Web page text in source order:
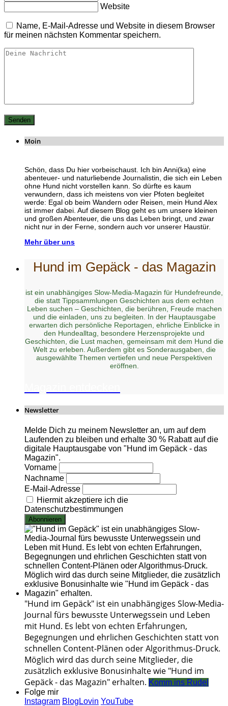
Website
Name, E-Mail-Adresse und Website in diesem Browser
für meinen nächsten Kommentar speichern.
Moin
Schön, dass Du hier vorbeischaust. Ich bin Anni(ka) eine
abenteuer- und naturliebende Journalistin, die sich ein Leben
ohne Hund nicht vorstellen kann. So dürfte es kaum
verwundern, dass ich meistens von vier Pfoten begleitet
werde: Egal ob beim Wandern oder Reisen, mein Hund Alex
ist immer dabei. Auf diesem Blog geht es um unsere kleinen
und großen Abenteuer, die uns das Leben bringt, und zwar
nicht nur in der Ferne, sondern auch vor unserer Haustür.
Mehr über uns
Hund im Gepäck - das Magazin
ist ein unabhängiges Slow-Media-Magazin für Hundefreunde,
die statt Tippsammlungen Geschichten aus dem echten
Leben suchen – Geschichten, die berühren, Freude machen
und die einladen, uns zu begleiten. In der Hauptausgabe
erwarten dich persönliche Reportagen, ehrliche Einblicke in
den Hundealltag, besondere Herzensprojekte und
Geschichten, die Lust machen, gemeinsam mit dem Hund die
Welt zu erleben. Außerdem gibt es Sonderausgaben, die
ausgewählte Themen vertiefen und neue Perspektiven
eröffnen.
Newsletter
Melde Dich zu meinem Newsletter an, um auf dem
Laufenden zu bleiben und erhalte 30 % Rabatt auf die
digitale Hauptausgabe von "Hund im Gepäck - das
Magazin".
Vorname
Nachname
E-Mail-Adresse
Hiermit akzeptiere ich die
Datenschutzbestimmungen
"Hund im Gepäck" ist ein unabhängiges Slow-Media-
Journal fürs bewusste Unterwegssein und Leben
mit Hund. Es lebt von echten Erfahrungen,
Begegnungen und ehrlichen Geschichten statt von
schnellen Content-Plänen oder Algorithmus-Druck.
Möglich wird das durch seine Mitglieder, die
zusätzlich exklusive Bonusinhalte wie "Hund im
Gepäck - das Magazin" erhalten. Komm ins Rudel
Folge mir
Instagram BlogLovin YouTube